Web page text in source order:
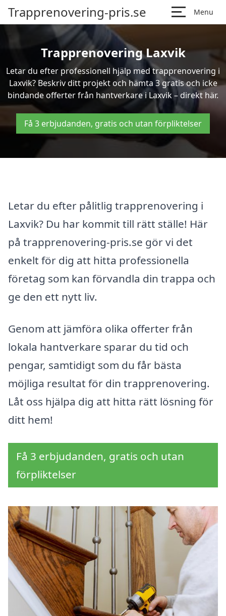
Trapprenovering-pris.se Menu
Trapprenovering Laxvik
Letar du efter professionell hjälp med trapprenovering i
Laxvik? Beskriv ditt projekt och hämta 3 gratis och icke
bindande offerter från hantverkare i Laxvik – direkt här.
Få 3 erbjudanden, gratis och utan förpliktelser
Letar du efter pålitlig trapprenovering i
Laxvik? Du har kommit till rätt ställe! Här
på trapprenovering-pris.se gör vi det
enkelt för dig att hitta professionella
företag som kan förvandla din trappa och
ge den ett nytt liv.
Genom att jämföra olika offerter från
lokala hantverkare sparar du tid och
pengar, samtidigt som du får bästa
möjliga resultat för din trapprenovering.
Låt oss hjälpa dig att hitta rätt lösning för
ditt hem!
Få 3 erbjudanden, gratis och utan
förpliktelser